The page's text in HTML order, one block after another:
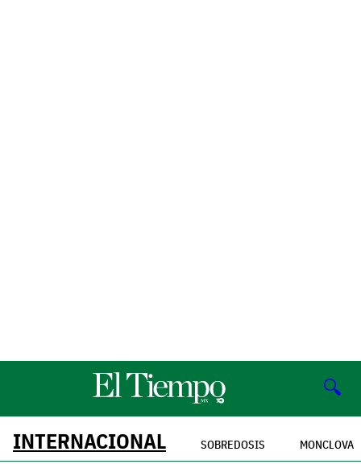
🔍
INTERNACIONAL SOBREDOSIS MONCLOVA